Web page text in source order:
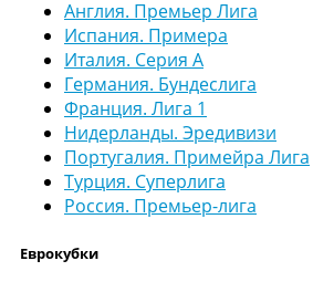
Англия. Премьер Лига
Испания. Примера
Италия. Серия А
Германия. Бундеслига
Франция. Лига 1
Нидерланды. Эредивизи
Португалия. Примейра Лига
Турция. Суперлига
Россия. Премьер-лига
Еврокубки